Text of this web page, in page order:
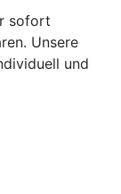
sofort
Unsere
und